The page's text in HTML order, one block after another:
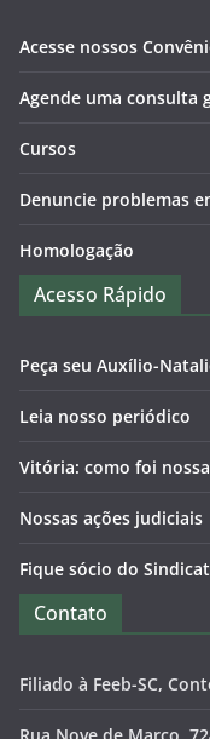
Acesse nossos
Agende uma consulta
Cursos
Denuncie problemas
Homologação
Acesso Rápido
Peça seu Auxílio-
Leia nosso periódico
Vitória: como foi
Nossas ações judiciais
Fique sócio do
Contato
Filiado à Feeb-SC,